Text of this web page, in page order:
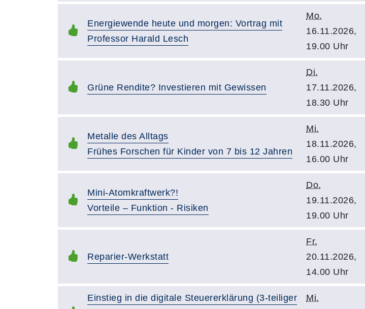
Energiewende heute und morgen: Vortrag mit
Professor Harald Lesch
Mo.
16.11.2026,
19.00 Uhr
Grüne Rendite? Investieren mit Gewissen
Di.
17.11.2026,
18.30 Uhr
Metalle des Alltags
Frühes Forschen für Kinder von 7 bis 12 Jahren
Mi.
18.11.2026,
16.00 Uhr
Mini-Atomkraftwerk?!
Vorteile – Funktion - Risiken
Do.
19.11.2026,
19.00 Uhr
Reparier-Werkstatt
Fr.
20.11.2026,
14.00 Uhr
Einstieg in die digitale Steuererklärung (3-teiliger
Mi.